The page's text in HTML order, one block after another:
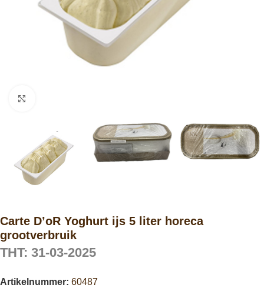
Carte D’oR Yoghurt ijs 5 liter horeca
grootverbruik
THT: 31-03-2025
Artikelnummer: 60487